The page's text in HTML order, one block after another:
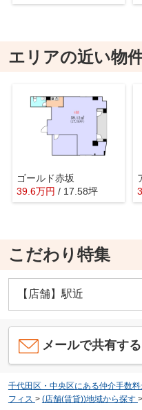
エリアの近い物
ゴールド赤坂
39.6万円 / 17.58坪
こだわり特集
【店舗】駅近
メールで共有する
千代田区・中央区にある仲介手数
フィス > (店舗(賃貸))地域から探す >